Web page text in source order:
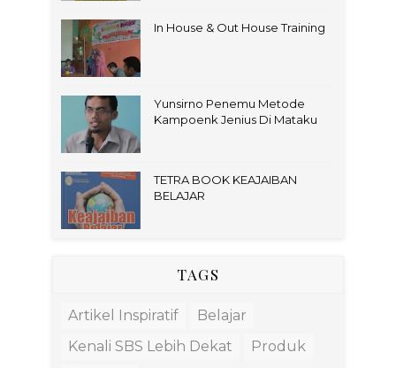
In House & Out House Training
Yunsirno Penemu Metode
Kampoenk Jenius Di Mataku
TETRA BOOK KEAJAIBAN
BELAJAR
TAGS
Artikel Inspiratif
Belajar
Kenali SBS Lebih Dekat
Produk